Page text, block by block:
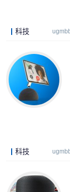
科技
科技